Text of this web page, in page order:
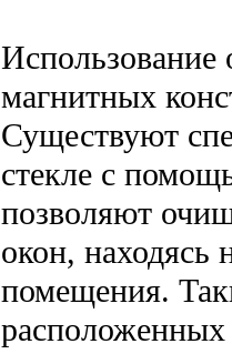
магнитных
Существуют
стекле с
позволяют
окон, находясь
помещения.
расположенных